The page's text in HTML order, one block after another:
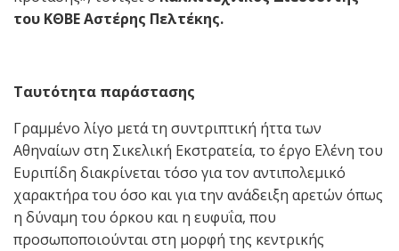
του ΚΘΒΕ Αστέρης Πελτέκης.
Ταυτότητα παράστασης
Γραμμένο λίγο μετά τη συντριπτική ήττα των
Αθηναίων στη Σικελική Εκστρατεία, το έργο Ελένη του
Ευριπίδη διακρίνεται τόσο για τον αντιπολεμικό
χαρακτήρα του όσο και για την ανάδειξη αρετών όπως
η δύναμη του όρκου και η ευφυΐα, που
προσωποποιούνται στη μορφή της κεντρικής